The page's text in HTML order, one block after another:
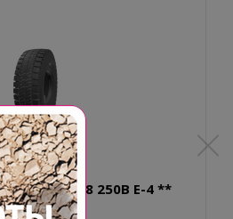
SR 468 250B E-4 **